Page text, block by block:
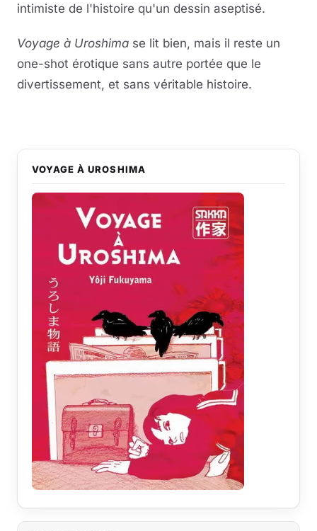
intimiste de l'histoire qu'un dessin aseptisé.
Voyage à Uroshima se lit bien, mais il reste un
one-shot érotique sans autre portée que le
divertissement, et sans véritable histoire.
VOYAGE À UROSHIMA